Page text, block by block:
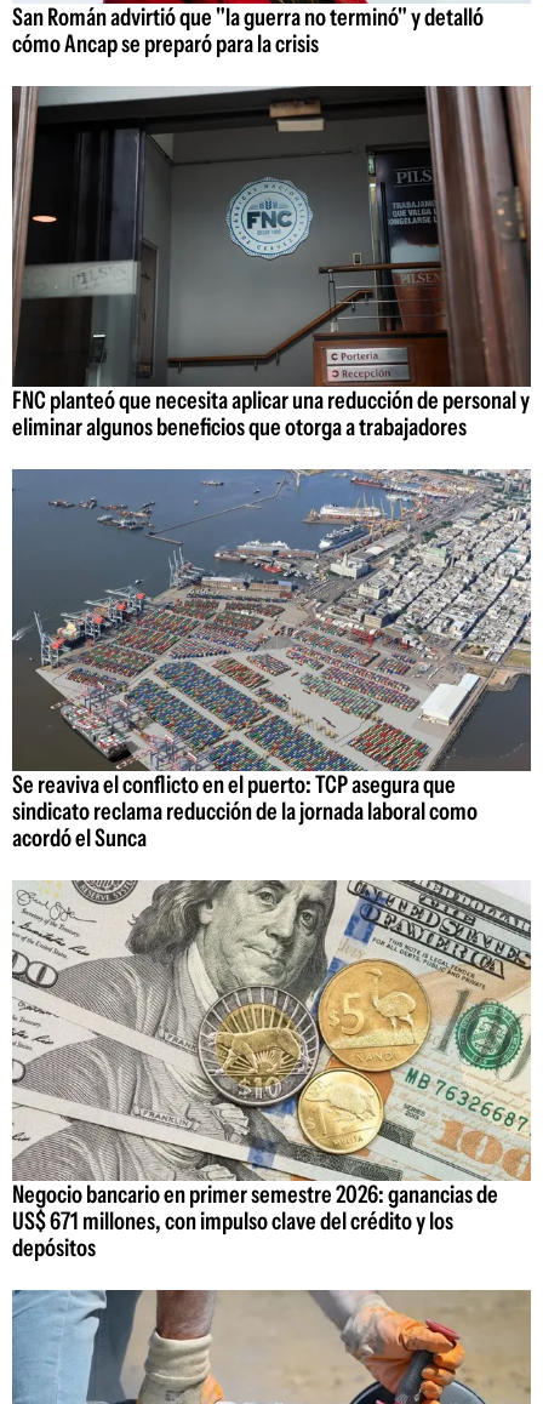
San Román advirtió que "la guerra no terminó" y detalló
cómo Ancap se preparó para la crisis
FNC planteó que necesita aplicar una reducción de personal y
eliminar algunos beneficios que otorga a trabajadores
Se reaviva el conflicto en el puerto: TCP asegura que
sindicato reclama reducción de la jornada laboral como
acordó el Sunca
Negocio bancario en primer semestre 2026: ganancias de
US$ 671 millones, con impulso clave del crédito y los
depósitos